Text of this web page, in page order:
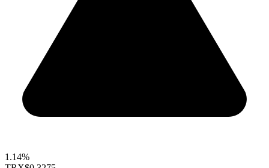
1.14%